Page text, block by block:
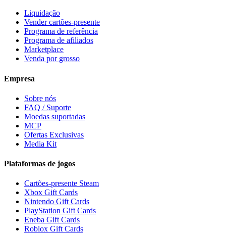
Liquidação
Vender cartões-presente
Programa de referência
Programa de afiliados
Marketplace
Venda por grosso
Empresa
Sobre nós
FAQ / Suporte
Moedas suportadas
MCP
Ofertas Exclusivas
Media Kit
Plataformas de jogos
Cartões-presente Steam
Xbox Gift Cards
Nintendo Gift Cards
PlayStation Gift Cards
Eneba Gift Cards
Roblox Gift Cards